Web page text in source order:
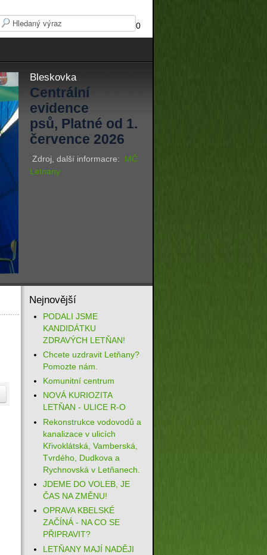
0
Bleskovka
Centrální
evidence
psů, Platné od 1.
července 2026
Zdroj, další informacre: MČ
Letnany
Nejnovější
PODALI JSME
KANDIDÁTKU
ZDRAVÝCH LETŇAN!
Chcete uzdravit Letňany?
Pomozte nám.
Komunitní centrum
NOVÁ KURIOZITA
LETŇAN - ULICE R-O
Rekonstrukce vodovodů a
kanalizace v ulicích
Křivoklátská, Vamberská,
Tvrdého, Dudkova a
Rychnovská v Letňanech.
JDEME DO VOLEB, JE
ČAS NA ZMĚNU!
OPRAVA KBELSKÉ
ZAČÍNÁ - NA CO SE
PŘIPRAVIT?
LETŇANY MAJÍ NADĚJI